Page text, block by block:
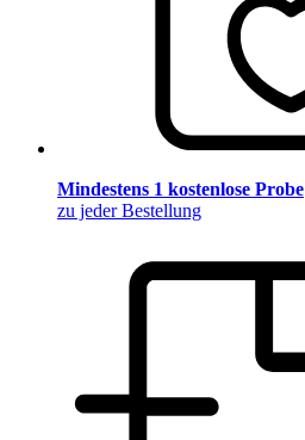
Mindestens 1 kostenlose Probe
zu jeder Bestellung